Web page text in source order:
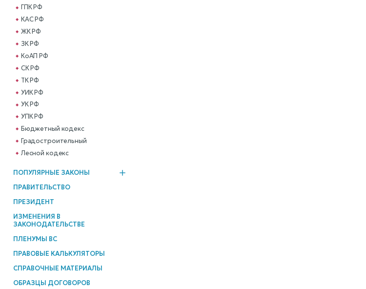
ГПК РФ
КАС РФ
ЖК РФ
ЗК РФ
КоАП РФ
СК РФ
ТК РФ
УИК РФ
УК РФ
УПК РФ
Бюджетный кодекс
Градостроительный
Лесной кодекс
ПОПУЛЯРНЫЕ ЗАКОНЫ
ПРАВИТЕЛЬСТВО
ПРЕЗИДЕНТ
ИЗМЕНЕНИЯ В
ЗАКОНОДАТЕЛЬСТВЕ
ПЛЕНУМЫ ВС
ПРАВОВЫЕ КАЛЬКУЛЯТОРЫ
СПРАВОЧНЫЕ МАТЕРИАЛЫ
ОБРАЗЦЫ ДОГОВОРОВ